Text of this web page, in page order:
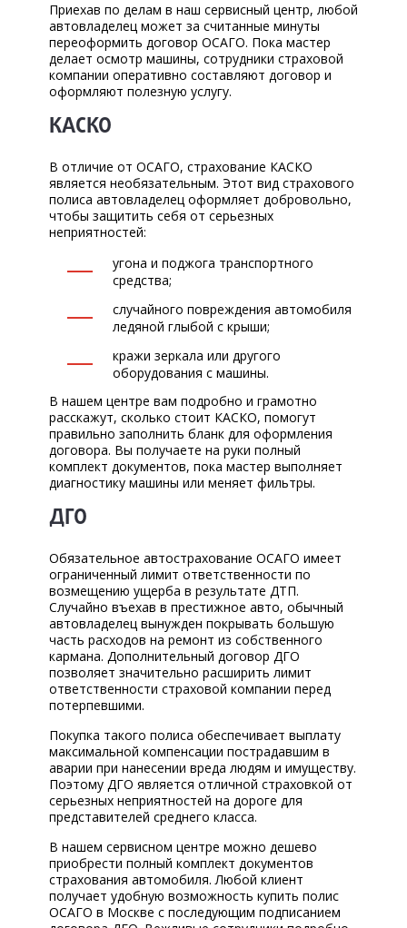
ЗАПЧАСТИ
ОТЗЫВЫ
КОНТАКТЫ
ЗАДАТЬ ВОПРОС
Приехав по делам в наш сервисный центр, любой
автовладелец может за считанные минуты
переоформить договор ОСАГО. Пока мастер
делает осмотр машины, сотрудники страховой
компании оперативно составляют договор и
оформляют полезную услугу.
КАСКО
В отличие от ОСАГО, страхование КАСКО
является необязательным. Этот вид страхового
полиса автовладелец оформляет добровольно,
чтобы защитить себя от серьезных
неприятностей:
угона и поджога транспортного
средства;
случайного повреждения автомобиля
ледяной глыбой с крыши;
кражи зеркала или другого
оборудования с машины.
В нашем центре вам подробно и грамотно
расскажут, сколько стоит КАСКО, помогут
правильно заполнить бланк для оформления
договора. Вы получаете на руки полный
комплект документов, пока мастер выполняет
диагностику машины или меняет фильтры.
ДГО
Обязательное автострахование ОСАГО имеет
ограниченный лимит ответственности по
возмещению ущерба в результате ДТП.
Случайно въехав в престижное авто, обычный
автовладелец вынужден покрывать большую
часть расходов на ремонт из собственного
кармана. Дополнительный договор ДГО
позволяет значительно расширить лимит
ответственности страховой компании перед
потерпевшими.
Покупка такого полиса обеспечивает выплату
максимальной компенсации пострадавшим в
аварии при нанесении вреда людям и имуществу.
Поэтому ДГО является отличной страховкой от
серьезных неприятностей на дороге для
представителей среднего класса.
В нашем сервисном центре можно дешево
приобрести полный комплект документов
страхования автомобиля. Любой клиент
получает удобную возможность купить полис
ОСАГО в Москве с последующим подписанием